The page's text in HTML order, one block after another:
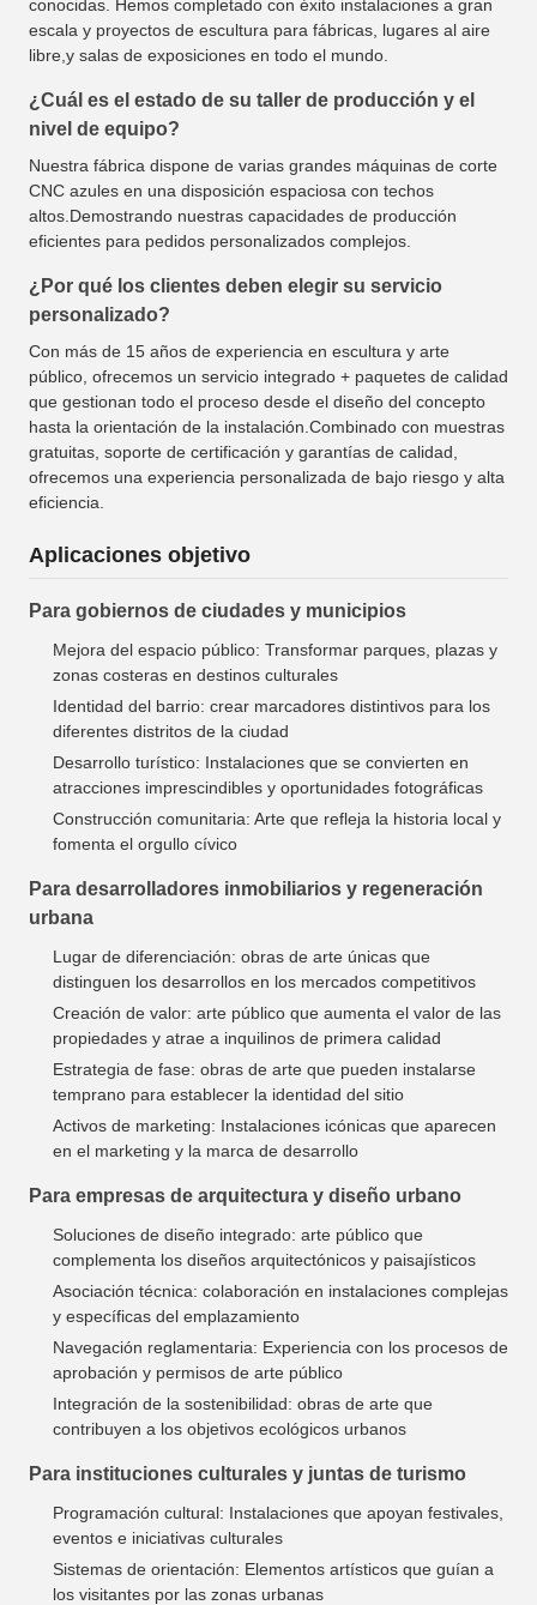
conocidas. Hemos completado con éxito instalaciones a gran
escala y proyectos de escultura para fábricas, lugares al aire
libre,y salas de exposiciones en todo el mundo.
¿Cuál es el estado de su taller de producción y el
nivel de equipo?
Nuestra fábrica dispone de varias grandes máquinas de corte
CNC azules en una disposición espaciosa con techos
altos.Demostrando nuestras capacidades de producción
eficientes para pedidos personalizados complejos.
¿Por qué los clientes deben elegir su servicio
personalizado?
Con más de 15 años de experiencia en escultura y arte
público, ofrecemos un servicio integrado + paquetes de calidad
que gestionan todo el proceso desde el diseño del concepto
hasta la orientación de la instalación.Combinado con muestras
gratuitas, soporte de certificación y garantías de calidad,
ofrecemos una experiencia personalizada de bajo riesgo y alta
eficiencia.
Aplicaciones objetivo
Para gobiernos de ciudades y municipios
Mejora del espacio público: Transformar parques, plazas y
zonas costeras en destinos culturales
Identidad del barrio: crear marcadores distintivos para los
diferentes distritos de la ciudad
Desarrollo turístico: Instalaciones que se convierten en
atracciones imprescindibles y oportunidades fotográficas
Construcción comunitaria: Arte que refleja la historia local y
fomenta el orgullo cívico
Para desarrolladores inmobiliarios y regeneración
urbana
Lugar de diferenciación: obras de arte únicas que
distinguen los desarrollos en los mercados competitivos
Creación de valor: arte público que aumenta el valor de las
propiedades y atrae a inquilinos de primera calidad
Estrategia de fase: obras de arte que pueden instalarse
temprano para establecer la identidad del sitio
Activos de marketing: Instalaciones icónicas que aparecen
en el marketing y la marca de desarrollo
Para empresas de arquitectura y diseño urbano
Soluciones de diseño integrado: arte público que
complementa los diseños arquitectónicos y paisajísticos
Asociación técnica: colaboración en instalaciones complejas
y específicas del emplazamiento
Navegación reglamentaria: Experiencia con los procesos de
aprobación y permisos de arte público
Integración de la sostenibilidad: obras de arte que
contribuyen a los objetivos ecológicos urbanos
Para instituciones culturales y juntas de turismo
Programación cultural: Instalaciones que apoyan festivales,
eventos e iniciativas culturales
Sistemas de orientación: Elementos artísticos que guían a
los visitantes por las zonas urbanas